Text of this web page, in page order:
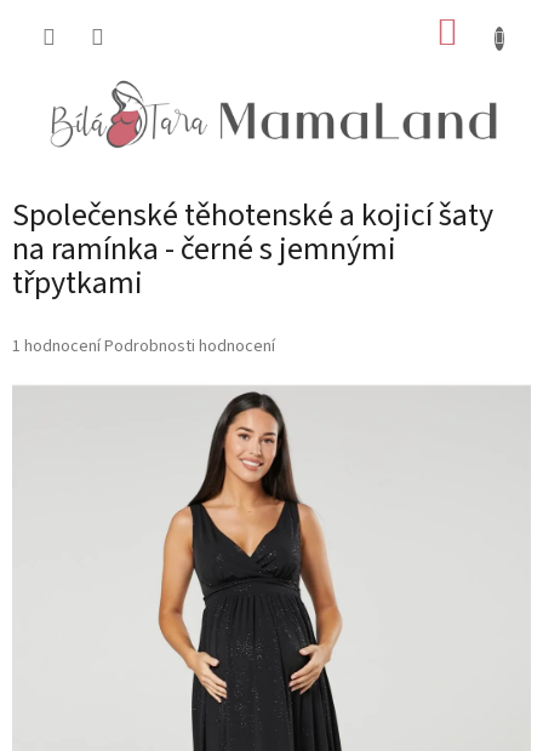
Společenské těhotenské a kojicí šaty
na ramínka - černé s jemnými
třpytkami
Průměrné
produktu
1 hodnoceníPodrobnosti hodnocení